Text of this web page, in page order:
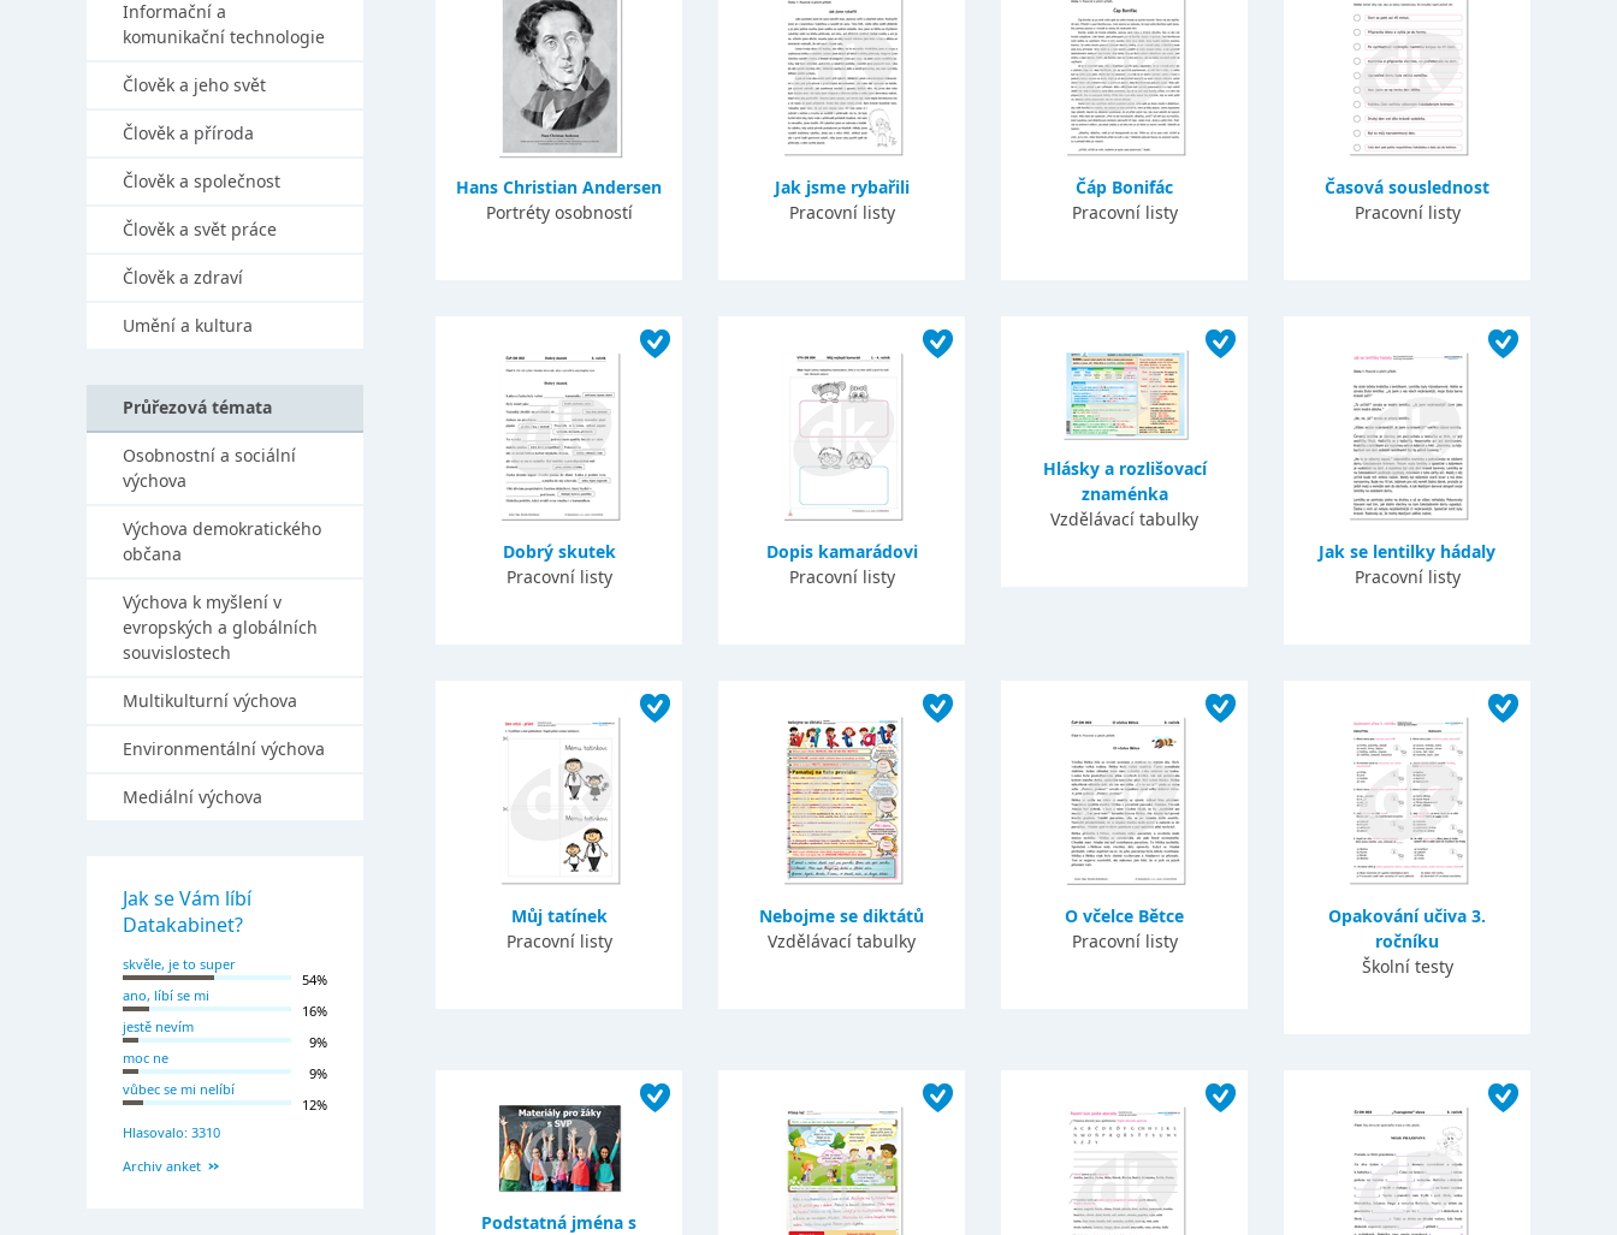
Hans Christian Andersen
Portréty osobností
Jak jsme rybařili
Pracovní listy
Čáp Bonifác
Pracovní listy
Časová souslednost
Pracovní listy
Dobrý skutek
Pracovní listy
Dopis kamarádovi
Pracovní listy
Hlásky a rozlišovací
znaménka
Vzdělávací tabulky
Jak se lentilky hádaly
Pracovní listy
Můj tatínek
Pracovní listy
Nebojme se diktátů
Vzdělávací tabulky
O včelce Bětce
Pracovní listy
Opakování učiva 3.
ročníku
Školní testy
Podstatná jména s
Informační a
komunikační technologie
Člověk a jeho svět
Člověk a příroda
Člověk a společnost
Člověk a svět práce
Člověk a zdraví
Umění a kultura
Průřezová témata
Osobnostní a sociální
výchova
Výchova demokratického
občana
Výchova k myšlení v
evropských a globálních
souvislostech
Multikulturní výchova
Environmentální výchova
Mediální výchova
Jak se Vám líbí
Datakabinet?
skvěle, je to super
54%
ano, líbí se mi
16%
jestě nevím
9%
moc ne
9%
vůbec se mi nelíbí
12%
Hlasovalo: 3310
Archiv anket